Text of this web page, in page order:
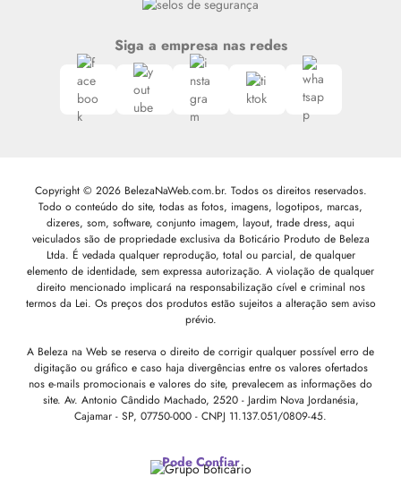
Siga a empresa nas redes
Copyright © 2026 BelezaNaWeb.com.br. Todos os direitos reservados.
Todo o conteúdo do site, todas as fotos, imagens, logotipos, marcas,
dizeres, som, software, conjunto imagem, layout, trade dress, aqui
veiculados são de propriedade exclusiva da Boticário Produto de Beleza
Ltda. É vedada qualquer reprodução, total ou parcial, de qualquer
elemento de identidade, sem expressa autorização. A violação de qualquer
direito mencionado implicará na responsabilização cível e criminal nos
termos da Lei. Os preços dos produtos estão sujeitos a alteração sem aviso
prévio.
A Beleza na Web se reserva o direito de corrigir qualquer possível erro de
digitação ou gráfico e caso haja divergências entre os valores ofertados
nos e-mails promocionais e valores do site, prevalecem as informações do
site. Av. Antonio Cândido Machado, 2520 - Jardim Nova Jordanésia,
Cajamar - SP, 07750-000 - CNPJ 11.137.051/0809-45.
Pode Confiar